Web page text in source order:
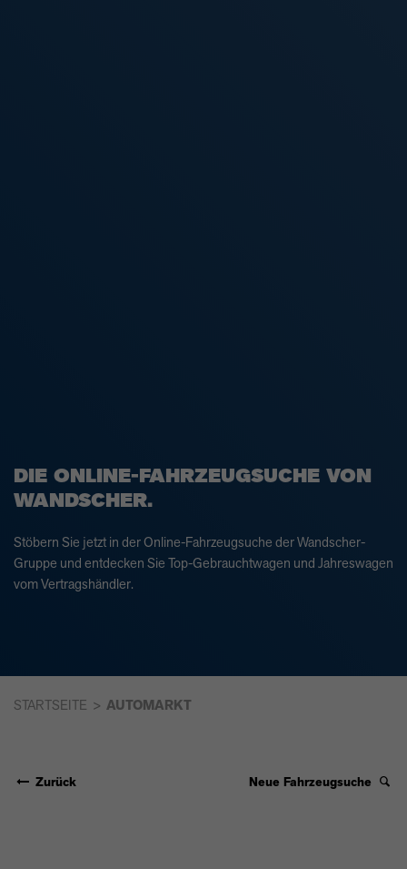
DIE ONLINE-FAHRZEUGSUCHE VON
WANDSCHER.
Stöbern Sie jetzt in der Online-Fahrzeugsuche der Wandscher-
Gruppe und entdecken Sie Top-Gebrauchtwagen und Jahreswagen
vom Vertragshändler.
STARTSEITE AUTOMARKT
Zurück Neue Fahrzeugsuche